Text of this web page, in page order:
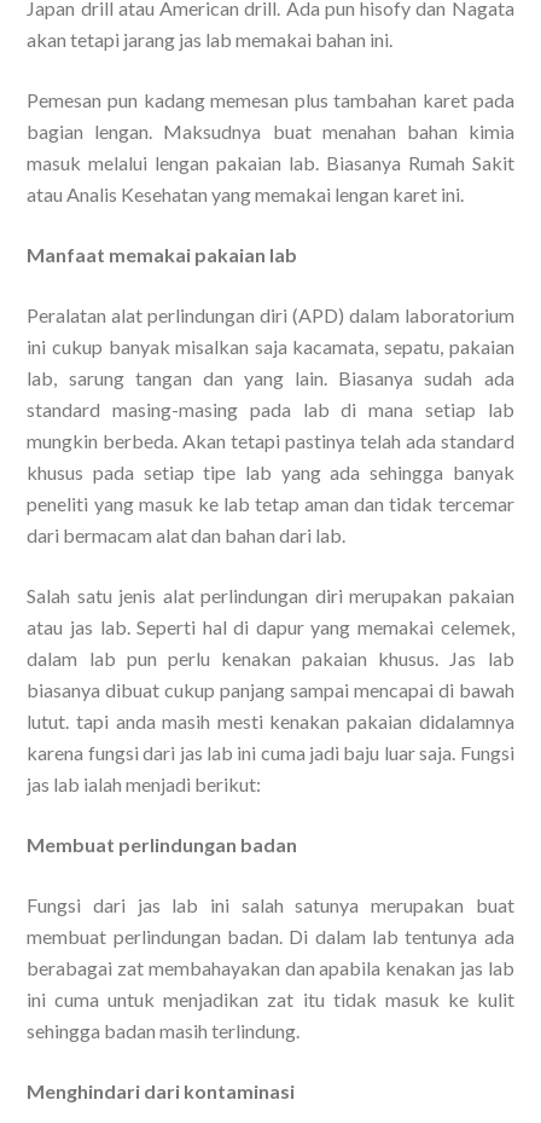
Japan drill atau American drill. Ada pun hisofy dan Nagata
akan tetapi jarang jas lab memakai bahan ini.
Pemesan pun kadang memesan plus tambahan karet pada
bagian lengan. Maksudnya buat menahan bahan kimia
masuk melalui lengan pakaian lab. Biasanya Rumah Sakit
atau Analis Kesehatan yang memakai lengan karet ini.
Manfaat memakai pakaian lab
Peralatan alat perlindungan diri (APD) dalam laboratorium
ini cukup banyak misalkan saja kacamata, sepatu, pakaian
lab, sarung tangan dan yang lain. Biasanya sudah ada
standard masing-masing pada lab di mana setiap lab
mungkin berbeda. Akan tetapi pastinya telah ada standard
khusus pada setiap tipe lab yang ada sehingga banyak
peneliti yang masuk ke lab tetap aman dan tidak tercemar
dari bermacam alat dan bahan dari lab.
Salah satu jenis alat perlindungan diri merupakan pakaian
atau jas lab. Seperti hal di dapur yang memakai celemek,
dalam lab pun perlu kenakan pakaian khusus. Jas lab
biasanya dibuat cukup panjang sampai mencapai di bawah
lutut. tapi anda masih mesti kenakan pakaian didalamnya
karena fungsi dari jas lab ini cuma jadi baju luar saja. Fungsi
jas lab ialah menjadi berikut:
Membuat perlindungan badan
Fungsi dari jas lab ini salah satunya merupakan buat
membuat perlindungan badan. Di dalam lab tentunya ada
berabagai zat membahayakan dan apabila kenakan jas lab
ini cuma untuk menjadikan zat itu tidak masuk ke kulit
sehingga badan masih terlindung.
Menghindari dari kontaminasi